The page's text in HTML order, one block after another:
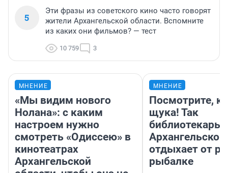
5
Эти фразы из советского кино часто говорят
жители Архангельской области. Вспомните
из каких они фильмов? — тест
10 759 3
МНЕНИЕ
«Мы видим нового
Нолана»: с каким
настроем нужно
смотреть «Одиссею» в
кинотеатрах
Архангельской
МНЕНИЕ
Посмотрите,
щука! Так
библиотекарь
отдыхает от
рыбалке